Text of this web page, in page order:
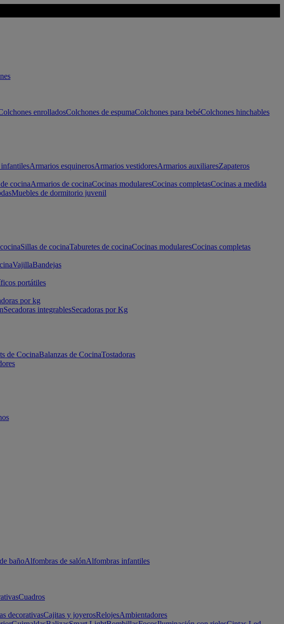
enrolladosColchones de espumaColchones para bebéColchones hinchables
Armarios esquinerosArmarios vestidoresArmarios auxiliaresZapateros
cocinaArmarios de cocinaCocinas modularesCocinas completasCocinas a medida
Muebles de dormitorio juvenil
Sillas de cocinaTaburetes de cocinaCocinas modularesCocinas completas
VajillaBandejas
portátiles
por kg
Secadoras integrablesSecadoras por Kg
de CocinaBalanzas de CocinaTostadoras
bañoAlfombras de salónAlfombras infantiles
Cuadros
decorativasCajitas y joyerosRelojesAmbientadores